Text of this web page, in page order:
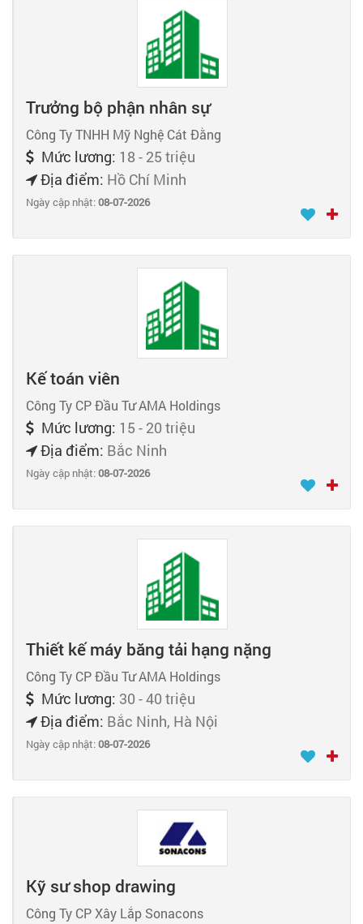
Trưởng bộ phận nhân sự
Công Ty TNHH Mỹ Nghệ Cát Đằng
Mức lương: 18 - 25 triệu
Địa điểm: Hồ Chí Minh
Ngày cập nhật:08-07-2026
Kế toán viên
Công Ty CP Đầu Tư AMA Holdings
Mức lương: 15 - 20 triệu
Địa điểm: Bắc Ninh
Ngày cập nhật:08-07-2026
Thiết kế máy băng tải hạng nặng
Công Ty CP Đầu Tư AMA Holdings
Mức lương: 30 - 40 triệu
Địa điểm: Bắc Ninh, Hà Nội
Ngày cập nhật:08-07-2026
Kỹ sư shop drawing
Công Ty CP Xây Lắp Sonacons